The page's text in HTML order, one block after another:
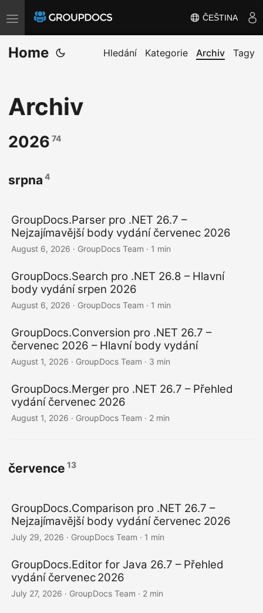
T
o
g
e
n
a
g
t
i
o
ČEŠTINA
Home Hledání Kategorie Archiv Tagy
Archiv
2026 74
srpna 4
GroupDocs.Parser pro .NET 26.7 –
Nejzajímavější body vydání červenec 2026
August 6, 2026 · GroupDocs Team · 1 min
GroupDocs.Search pro .NET 26.8 – Hlavní
body vydání srpen 2026
August 6, 2026 · GroupDocs Team · 1 min
GroupDocs.Conversion pro .NET 26.7 –
červenec 2026 – Hlavní body vydání
August 1, 2026 · GroupDocs Team · 3 min
GroupDocs.Merger pro .NET 26.7 – Přehled
vydání červenec 2026
August 1, 2026 · GroupDocs Team · 2 min
července 13
GroupDocs.Comparison pro .NET 26.7 –
Nejzajímavější body vydání červenec 2026
July 29, 2026 · GroupDocs Team · 1 min
GroupDocs.Editor for Java 26.7 – Přehled
vydání červenec 2026
July 27, 2026 · GroupDocs Team · 2 min